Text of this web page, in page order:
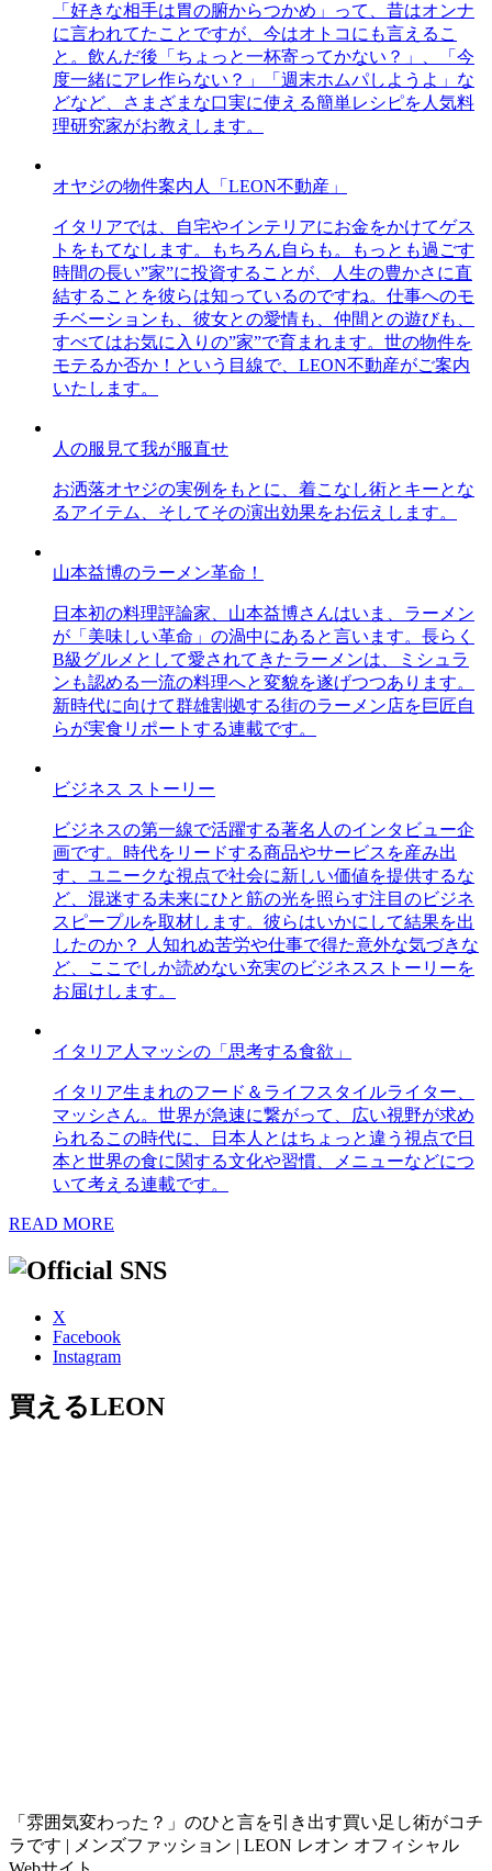
「好きな相手は胃の腑からつかめ」って、昔はオンナ
に言われてたことですが、今はオトコにも言えるこ
と。飲んだ後「ちょっと一杯寄ってかない？」、「今
度一緒にアレ作らない？」「週末ホムパしようよ」な
どなど、さまざまな口実に使える簡単レシピを人気料
理研究家がお教えします。
オヤジの物件案内人「LEON不動産」
イタリアでは、自宅やインテリアにお金をかけてゲス
トをもてなします。もちろん自らも。もっとも過ごす
時間の長い”家”に投資することが、人生の豊かさに直
結することを彼らは知っているのですね。仕事へのモ
チベーションも、彼女との愛情も、仲間との遊びも、
すべてはお気に入りの”家”で育まれます。世の物件を
モテるか否か！という目線で、LEON不動産がご案内
いたします。
人の服見て我が服直せ
お洒落オヤジの実例をもとに、着こなし術とキーとな
るアイテム、そしてその演出効果をお伝えします。
山本益博のラーメン革命！
日本初の料理評論家、山本益博さんはいま、ラーメン
が「美味しい革命」の渦中にあると言います。長らく
B級グルメとして愛されてきたラーメンは、ミシュラ
ンも認める一流の料理へと変貌を遂げつつあります。
新時代に向けて群雄割拠する街のラーメン店を巨匠自
らが実食リポートする連載です。
ビジネス ストーリー
ビジネスの第一線で活躍する著名人のインタビュー企
画です。時代をリードする商品やサービスを産み出
す、ユニークな視点で社会に新しい価値を提供するな
ど、混迷する未来にひと筋の光を照らす注目のビジネ
スピープルを取材します。彼らはいかにして結果を出
したのか？ 人知れぬ苦労や仕事で得た意外な気づきな
ど、ここでしか読めない充実のビジネスストーリーを
お届けします。
イタリア人マッシの「思考する食欲」
イタリア生まれのフード＆ライフスタイルライター、
マッシさん。世界が急速に繋がって、広い視野が求め
られるこの時代に、日本人とはちょっと違う視点で日
本と世界の食に関する文化や習慣、メニューなどにつ
いて考える連載です。
READ MORE
X
Facebook
Instagram
買えるLEON
「雰囲気変わった？」のひと言を引き出す買い足し術がコチ
ラです | メンズファッション | LEON レオン オフィシャル